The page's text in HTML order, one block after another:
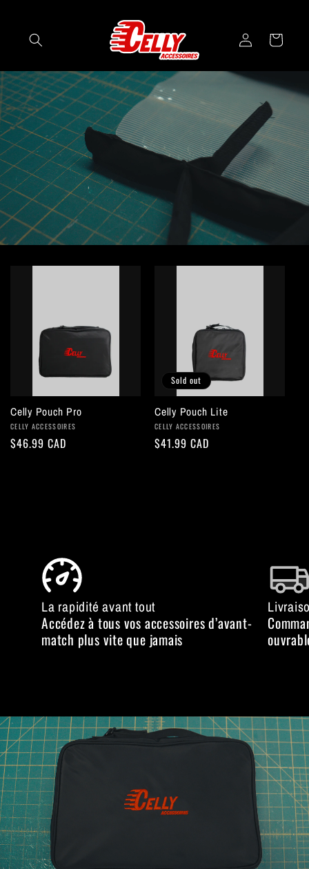
Log
in
Cart
Celly Pouch Pro
Vendor:
CELLY ACCESSOIRES
Regular
$46.99 CAD
Sold out
Celly Pouch Lite
Vendor:
CELLY ACCESSOIRES
Regular
$41.99 CAD
La rapidité avant tout
Accédez à tous vos accessoires d’avant-
match plus vite que jamais